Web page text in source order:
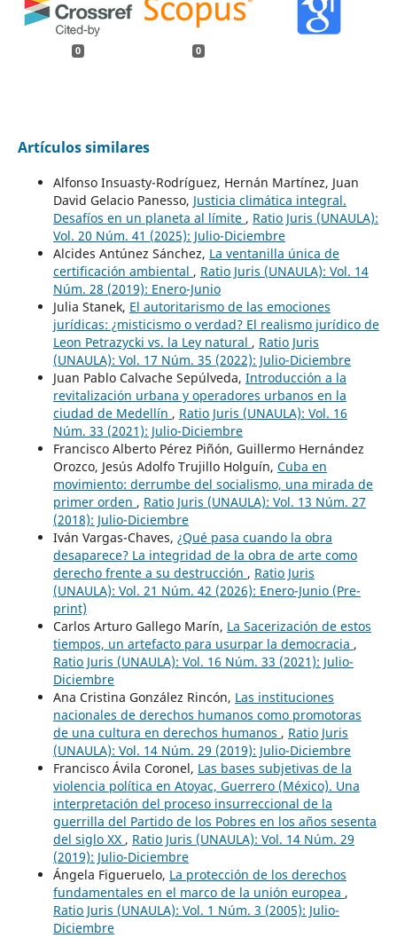
0 0
Artículos similares
Alfonso Insuasty-Rodríguez, Hernán Martínez, Juan
David Gelacio Panesso, Justicia climática integral.
Desafíos en un planeta al límite , Ratio Juris (UNAULA):
Vol. 20 Núm. 41 (2025): Julio-Diciembre
Alcides Antúnez Sánchez, La ventanilla única de
certificación ambiental , Ratio Juris (UNAULA): Vol. 14
Núm. 28 (2019): Enero-Junio
Julia Stanek, El autoritarismo de las emociones
jurídicas: ¿misticismo o verdad? El realismo jurídico de
Leon Petrazycki vs. la Ley natural , Ratio Juris
(UNAULA): Vol. 17 Núm. 35 (2022): Julio-Diciembre
Juan Pablo Calvache Sepúlveda, Introducción a la
revitalización urbana y operadores urbanos en la
ciudad de Medellín , Ratio Juris (UNAULA): Vol. 16
Núm. 33 (2021): Julio-Diciembre
Francisco Alberto Pérez Piñón, Guillermo Hernández
Orozco, Jesús Adolfo Trujillo Holguín, Cuba en
movimiento: derrumbe del socialismo, una mirada de
primer orden , Ratio Juris (UNAULA): Vol. 13 Núm. 27
(2018): Julio-Diciembre
Iván Vargas-Chaves, ¿Qué pasa cuando la obra
desaparece? La integridad de la obra de arte como
derecho frente a su destrucción , Ratio Juris
(UNAULA): Vol. 21 Núm. 42 (2026): Enero-Junio (Pre-
print)
Carlos Arturo Gallego Marín, La Sacerización de estos
tiempos, un artefacto para usurpar la democracia ,
Ratio Juris (UNAULA): Vol. 16 Núm. 33 (2021): Julio-
Diciembre
Ana Cristina González Rincón, Las instituciones
nacionales de derechos humanos como promotoras
de una cultura en derechos humanos , Ratio Juris
(UNAULA): Vol. 14 Núm. 29 (2019): Julio-Diciembre
Francisco Ávila Coronel, Las bases subjetivas de la
violencia política en Atoyac, Guerrero (México). Una
interpretación del proceso insurreccional de la
guerrilla del Partido de los Pobres en los años sesenta
del siglo XX , Ratio Juris (UNAULA): Vol. 14 Núm. 29
(2019): Julio-Diciembre
Ángela Figueruelo, La protección de los derechos
fundamentales en el marco de la unión europea ,
Ratio Juris (UNAULA): Vol. 1 Núm. 3 (2005): Julio-
Diciembre